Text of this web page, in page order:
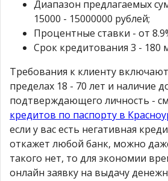
Диапазон предлагаемых
15000 - 15000000 рублей;
Процентные ставки - от
Срок кредитования 3 - 180
Требования к клиенту
пределах 18 - 70 лет и наличие
подтверждающего личность -
кредитов по паспорту в
если у вас есть негативная
откажет любой банк, можно
такого нет, то для экономии
онлайн заявку на выдачу